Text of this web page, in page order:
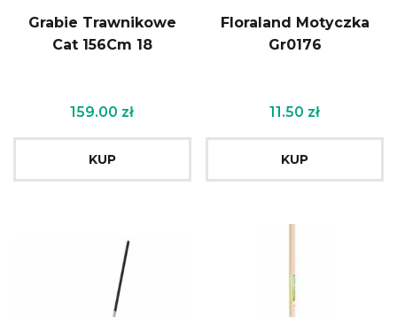
Grabie Trawnikowe
Cat 156Cm 18
159.00 zł
KUP
Floraland Motyczka
Gr0176
11.50 zł
KUP